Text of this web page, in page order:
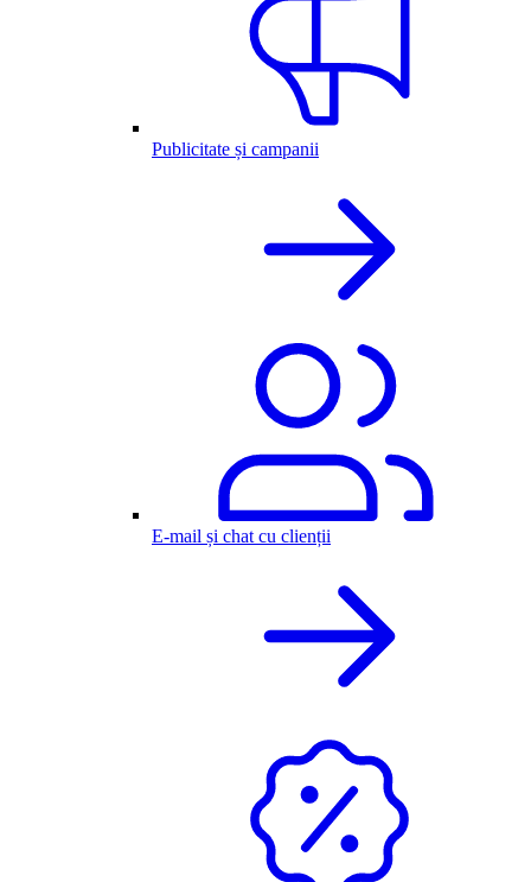
Publicitate și campanii
E-mail și chat cu clienții